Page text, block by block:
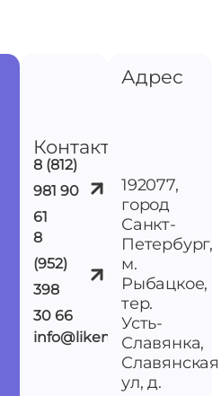
Контакты
8 (812)
981 90
61
8
(952)
398
30 66
info@likemedspb.ru
Адрес
192077,
город
Санкт-
Петербург,
м.
Рыбацкое,
тер.
Усть-
Славянка,
Славянская
ул, д.